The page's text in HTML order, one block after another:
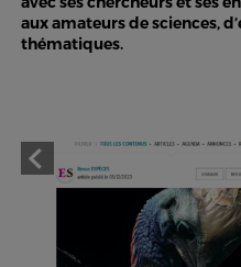
aux amateurs de sciences,
thématiques.